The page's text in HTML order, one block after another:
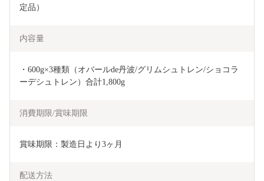
定品）
内容量
・600g×3種類（オバールde丹波/グリムシュトレン/ショコラ
ーデシュトレン）合計1,800g
消費期限/賞味期限
賞味期限：製造日より3ヶ月
配送方法